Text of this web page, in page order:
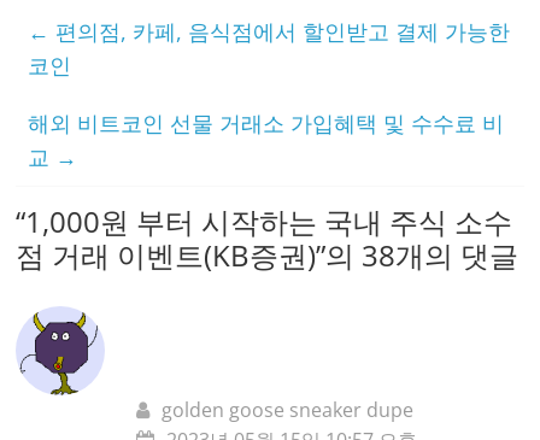
← 편의점, 카페, 음식점에서 할인받고 결제 가능한
코인
해외 비트코인 선물 거래소 가입혜택 및 수수료 비
교 →
“1,000원 부터 시작하는 국내 주식 소수
점 거래 이벤트(KB증권)”의 38개의 댓글
golden goose sneaker dupe